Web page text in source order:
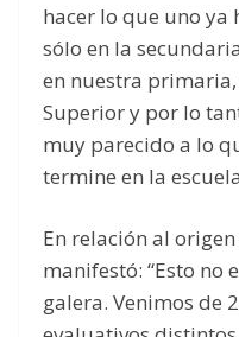
hacer lo que uno
sólo en la
en nuestra
Superior y por lo
muy parecido a lo
termine en la
En relación al
manifestó: “Esto no
galera. Venimos de